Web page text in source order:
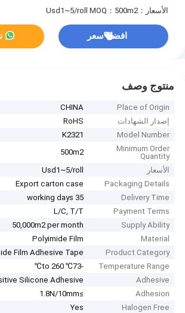
الأسعار：Usd1~5/roll MOQ：500m2
افضل سعر
منتوج وصف
Place of Origin
CHINA
إصدار الشهادات
RoHS
Model Number
K2321
Minimum Order
Quantity
500m2
الأسعار
Usd1~5/roll
Packaging Details
Export carton case
Delivery Time
35 working days
Payment Terms
L/C, T/T
Supply Ability
50,000m2 per month
Material
Polyimide Film
Product Category
Film Adhesive Tape
Temperature Range
-73℃ to 260℃
Adhesive
Silicone Adhesive
Adhesion
≥1.8N/10mm
Halogen Free
Yes